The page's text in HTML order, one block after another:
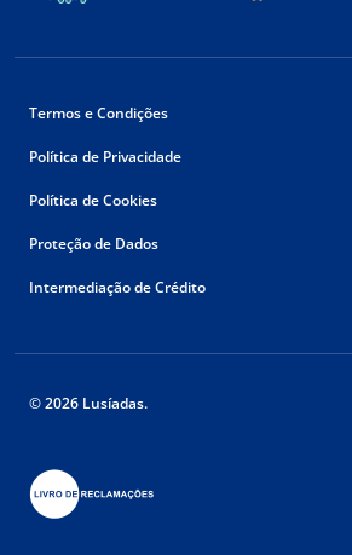
Termos e Condições
Política de Privacidade
Política de Cookies
Proteção de Dados
Intermediação de Crédito
© 2026 Lusíadas.